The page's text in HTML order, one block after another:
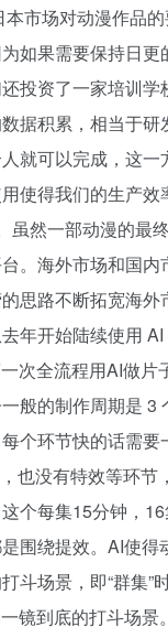
市场对动漫作品
如果需要保持日
投资了一家培训
据积累，相当于
就可以完成，这
使得我们的生产
虽然一部动漫的
。海外市场和国
思路不断拓宽海外
年开始陆续使用
次全流程用AI做
般的制作周期是
个环节快的话需
也没有特效等环
个每集15分钟，
围绕提效。AI使
斗场景，即“群集
镜到底的打斗场